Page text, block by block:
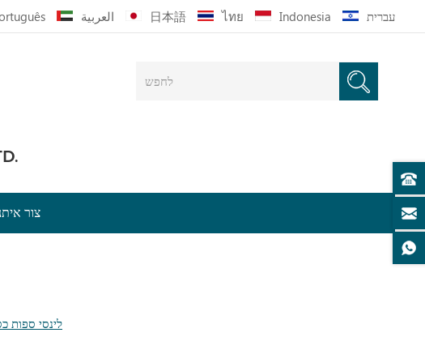
العربية 日本語 ไทย Indonesia עברית
צור
לינסי ספות